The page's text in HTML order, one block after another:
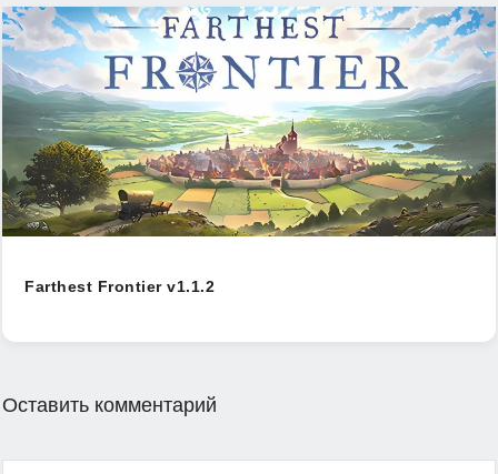
Farthest Frontier v1.1.2
Оставить комментарий